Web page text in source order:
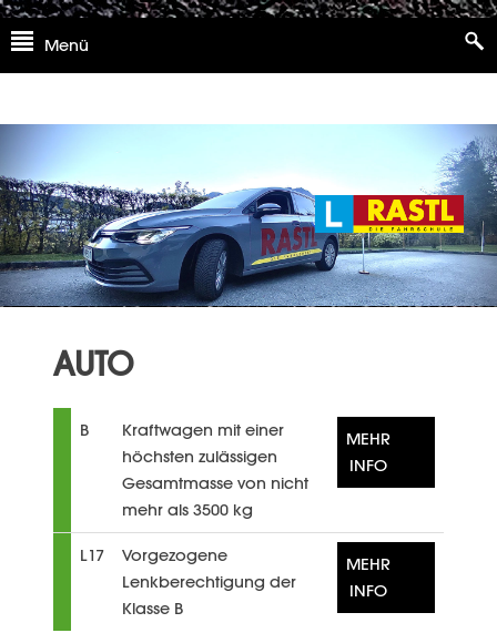
Skip
to
Menü
AUTO
B
Kraftwagen mit einer
höchsten zulässigen
Gesamtmasse von nicht
mehr als 3500 kg
MEHR
INFO
L17
Vorgezogene
Lenkberechtigung der
Klasse B
MEHR
INFO